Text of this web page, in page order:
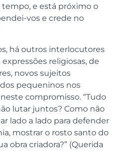
tempo, e está próximo o
vos e crede no
há outros interlocutores
religiosas, de
novos sujeitos
pequeninos nos
compromisso. “Tudo
lutar juntos? Como não
lado a lado para defender
mostrar o rosto santo do
obra criadora?” (Querida